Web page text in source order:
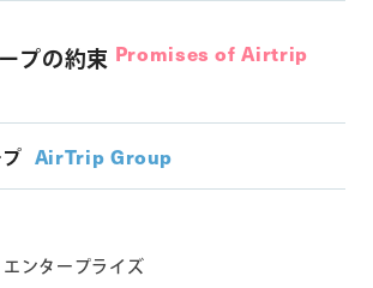
プの約束 Promises of Airtrip
AirTrip Group
ンタープライズ